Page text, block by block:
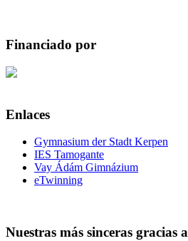
Financiado por
Enlaces
Gymnasium der Stadt Kerpen
IES Tamogante
Vay Ádám Gimnázium
eTwinning
Nuestras más sinceras gracias a